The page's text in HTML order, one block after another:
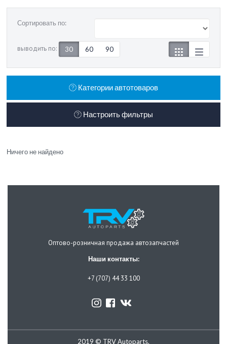
Сортировать по:
выводить по: 30 60 90
Категории автотоваров
Настроить фильтры
Ничего не найдено
Оптово-розничная продажа автозапчастей
Наши контакты:
+7 (707) 44 33 100
2019 © TRV Autoparts.